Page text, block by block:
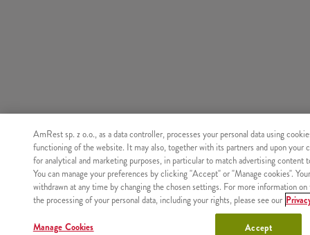
Nie znaleziono produktu o podanym identyfikatorze.
AmRest sp. z o.o., as a data controller, processes your personal data using
functioning of the website. It may also, together with its partners and upon your
for analytical and marketing purposes, in particular to match advertising content
You can manage your preferences by clicking "Accept" or "Manage cookies".
withdrawn at any time by changing the chosen settings. For more information
the processing of your personal data, including your rights, please see our
Manage Cookies Accept